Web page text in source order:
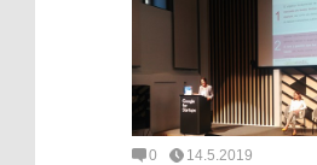
0 14.5.2019